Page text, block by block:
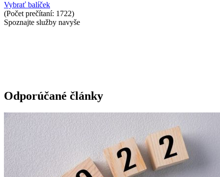
Vybrať balíček
(Počet prečítaní: 1722)
Spoznajte služby navyše
Odporúčané články